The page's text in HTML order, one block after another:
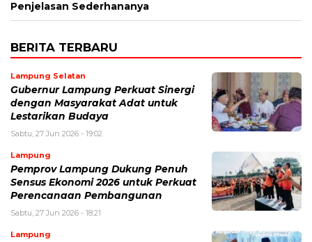
Penjelasan Sederhananya
BERITA TERBARU
Lampung Selatan
Gubernur Lampung Perkuat Sinergi
dengan Masyarakat Adat untuk
Lestarikan Budaya
Sabtu, 27 Jun 2026 - 19:02
Lampung
Pemprov Lampung Dukung Penuh
Sensus Ekonomi 2026 untuk Perkuat
Perencanaan Pembangunan
Sabtu, 27 Jun 2026 - 18:21
Lampung